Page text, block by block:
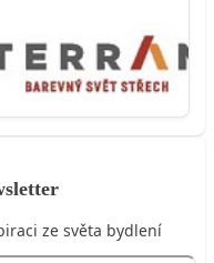
ze světa bydlení